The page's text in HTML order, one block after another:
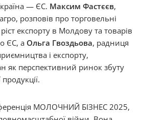
— ЄС. Максим Фастєєв,
розповів про торговельні
експорту в Молдову та товарів
ЄС, а Ольга Гвоздьова, радниця
і експорту,
як перспективний ринок збуту
МОЛОЧНИЙ БІЗНЕС 2025,